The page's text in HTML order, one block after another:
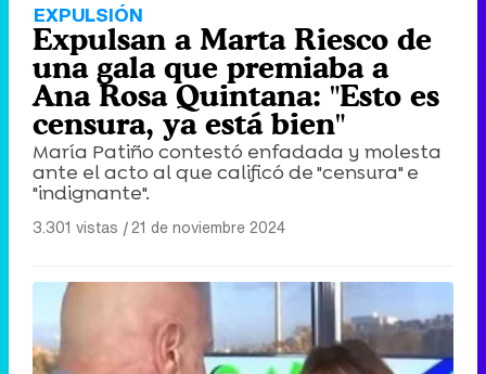
EXPULSIÓN
Expulsan a Marta Riesco de
una gala que premiaba a
Ana Rosa Quintana: "Esto es
censura, ya está bien"
María Patiño contestó enfadada y molesta
ante el acto al que calificó de "censura" e
"indignante".
3.301 vistas |21 de noviembre 2024